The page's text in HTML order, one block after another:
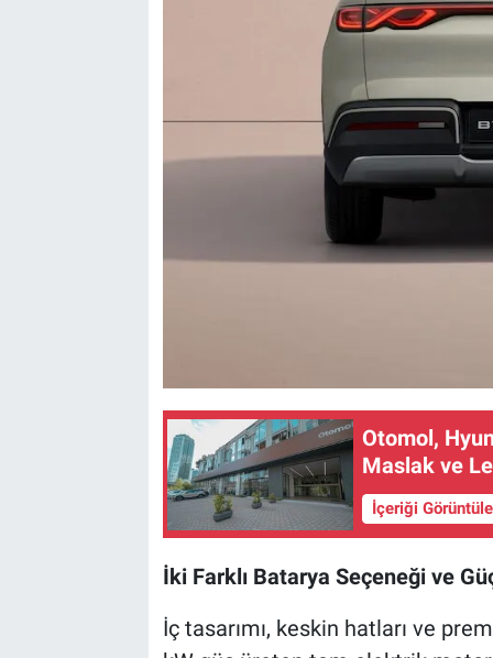
Otomol,
Maslak ve
İçeriği
İki Farklı Batarya Seçeneği ve
İç tasarımı, keskin hatları ve